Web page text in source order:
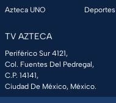
Azteca UNO
Deportes
TV AZTECA
Periférico Sur 4121,
Col. Fuentes Del Pedregal,
C.P. 14141,
Ciudad De México, México.